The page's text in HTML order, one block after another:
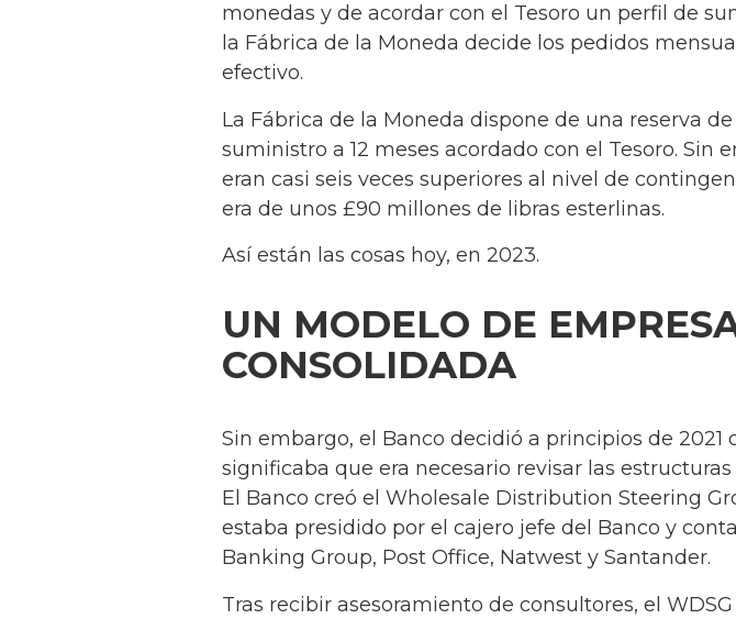
monedas y de acordar con el Tesoro un perfil de
la Fábrica de la Moneda decide los pedidos
efectivo.
La Fábrica de la Moneda dispone de una reserva
suministro a 12 meses acordado con el Tesoro. Sin
eran casi seis veces superiores al nivel de
era de unos £90 millones de libras esterlinas.
Así están las cosas hoy, en 2023.
UN MODELO DE
CONSOLIDADA
Sin embargo, el Banco decidió a principios de
significaba que era necesario revisar las
El Banco creó el Wholesale Distribution Steering
estaba presidido por el cajero jefe del Banco y
Banking Group, Post Office, Natwest y Santander.
Tras recibir asesoramiento de consultores, el